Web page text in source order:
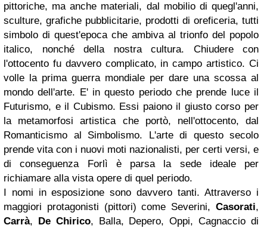
pittoriche, ma anche materiali, dal mobilio di quegl'anni,
sculture, grafiche pubblicitarie, prodotti di oreficeria, tutti
simbolo di quest'epoca che ambiva al trionfo del popolo
italico, nonché della nostra cultura. Chiudere con
l'ottocento fu davvero complicato, in campo artistico. Ci
volle la prima guerra mondiale per dare una scossa al
mondo dell'arte. E' in questo periodo che prende luce il
Futurismo, e il Cubismo. Essi paiono il giusto corso per
la metamorfosi artistica che portò, nell'ottocento, dal
Romanticismo al Simbolismo. L'arte di questo secolo
prende vita con i nuovi moti nazionalisti, per certi versi, e
di conseguenza Forlì è parsa la sede ideale per
richiamare alla vista opere di quel periodo.
I nomi in esposizione sono davvero tanti. Attraverso i
maggiori protagonisti (pittori) come Severini, Casorati,
Carrà, De Chirico, Balla, Depero, Oppi, Cagnaccio di